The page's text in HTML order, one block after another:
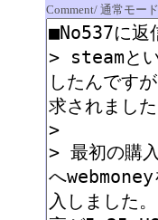
Comment/ 通常モー